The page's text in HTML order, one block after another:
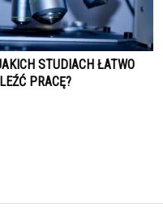
STUDIACH ŁATWO
PRACĘ?